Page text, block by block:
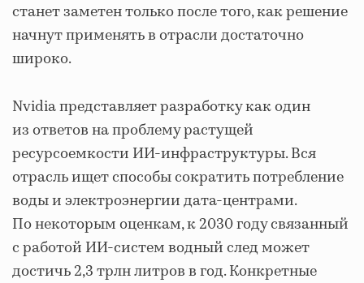
станет заметен только после того, как решение
начнут применять в отрасли достаточно
широко.
Nvidia представляет разработку как один
из ответов на проблему растущей
ресурсоемкости ИИ-инфраструктуры. Вся
отрасль ищет способы сократить потребление
воды и электроэнергии дата-центрами.
По некоторым оценкам, к 2030 году связанный
с работой ИИ-систем водный след может
достичь 2,3 трлн литров в год. Конкретные